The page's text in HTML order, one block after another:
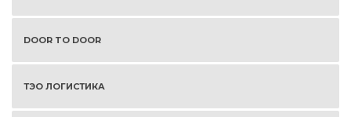
DOOR TO DOOR
ТЭО ЛОГИСТИКА